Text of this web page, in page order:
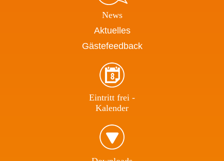
News
Aktuelles
Gästefeedback
Eintritt frei -
Kalender